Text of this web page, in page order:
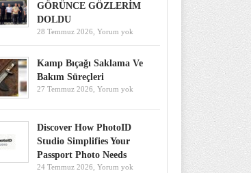
GÖRÜNCE GÖZLERİM
DOLDU
28 Temmuz 2026, Yorum yok
Kamp Bıçağı Saklama Ve
Bakım Süreçleri
27 Temmuz 2026, Yorum yok
Discover How PhotoID
Studio Simplifies Your
Passport Photo Needs
24 Temmuz 2026, Yorum yok